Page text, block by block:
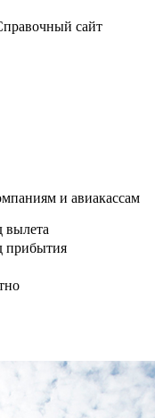
сайт
и авиакассам
вылета
прибытия